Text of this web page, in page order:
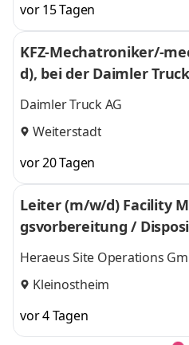
vor 15 Tagen
KFZ-Mechatroniker/-
d), bei der Daimler
ntrum Mercedes-Benz
Daimler Truck AG
Weiterstadt
vor 20 Tagen
Leiter (m/w/d) Facility
gsvorbereitung /
Heraeus Site Operations
Kleinostheim
vor 4 Tagen